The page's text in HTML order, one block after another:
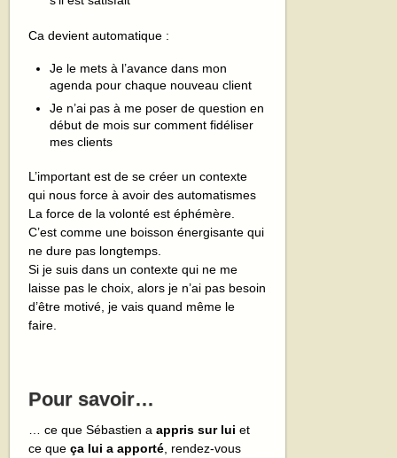
Ca devient automatique :
Je le mets à l’avance dans mon
agenda pour chaque nouveau client
Je n’ai pas à me poser de question en
début de mois sur comment fidéliser
mes clients
L’important est de se créer un contexte
qui nous force à avoir des automatismes
La force de la volonté est éphémère.
C’est comme une boisson énergisante qui
ne dure pas longtemps.
Si je suis dans un contexte qui ne me
laisse pas le choix, alors je n’ai pas besoin
d’être motivé, je vais quand même le
faire.
Pour savoir…
… ce que Sébastien aappris sur lui et
ce queça lui a apporté , rendez-vous